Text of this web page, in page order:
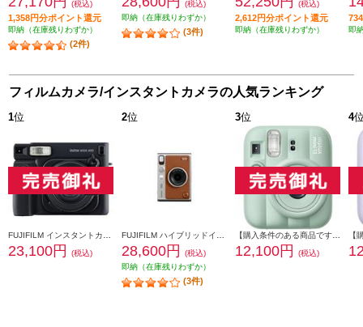
(税込)
1,358円分ポイント還元
即納（在庫残りわずか）
(2件)
(税込)
即納（在庫残りわずか）
(3件)
(税込)
2,612円分ポイント還元
即納（在庫残りわずか） 即
フィルムカメラ/インスタントカメラの人気ランキング
1位
23,100円 (税込)
2位
28,600円
(税込)
即納（在庫残りわずか）
(3件)
3位
12,100円 (税込)
4